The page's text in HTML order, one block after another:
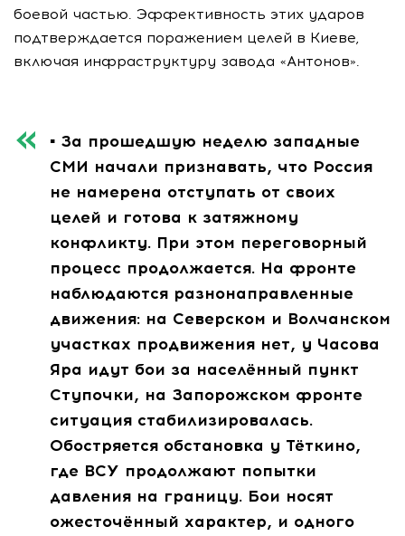
боевой частью. Эффективность этих ударов
подтверждается поражением целей в Киеве,
включая инфраструктуру завода «Антонов».
▪️ За прошедшую неделю западные
СМИ начали признавать, что Россия
не намерена отступать от своих
целей и готова к затяжному
конфликту. При этом переговорный
процесс продолжается. На фронте
наблюдаются разнонаправленные
движения: на Северском и Волчанском
участках продвижения нет, у Часова
Яра идут бои за населённый пункт
Ступочки, на Запорожском фронте
ситуация стабилизировалась.
Обостряется обстановка у Тёткино,
где ВСУ продолжают попытки
давления на границу. Бои носят
ожесточённый характер, и одного